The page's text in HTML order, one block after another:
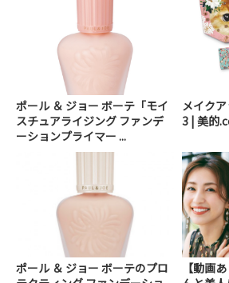
ポール ＆ ジョー ボーテ「モイ
スチュアライジング ファンデ
ーションプライマー ...
メイク
3 | 美的
ポール ＆ ジョー ボーテのプロ
【動画